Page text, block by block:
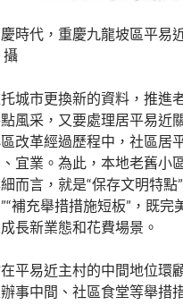
時代，重慶九龍坡區平易
攝
城市更換新的資料，推進
風采，又要處理居平易近
改革經過歷程中，社區居
宜業。為此，本地老舊小
而言，就是“保存文明特點
補充舉措措施短板”，既完
長新業態和花費場景。
平易近主村的中間地位環
事中間、社區食堂等舉措